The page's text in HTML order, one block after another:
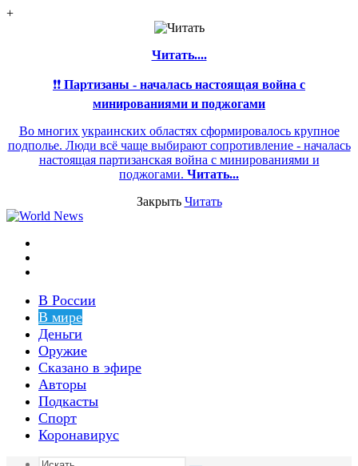
+
Читать....
❗❗ Партизаны - началась настоящая война с
минированиями и поджогами
Во многих украинских областях сформировалось крупное
подполье. Люди всё чаще выбирают сопротивление - началась
настоящая партизанская война с минированиями и
поджогами. Читать...
Закрыть Читать
В России
В мире
Деньги
Оружие
Сказано в эфире
Авторы
Подкасты
Спорт
Коронавирус